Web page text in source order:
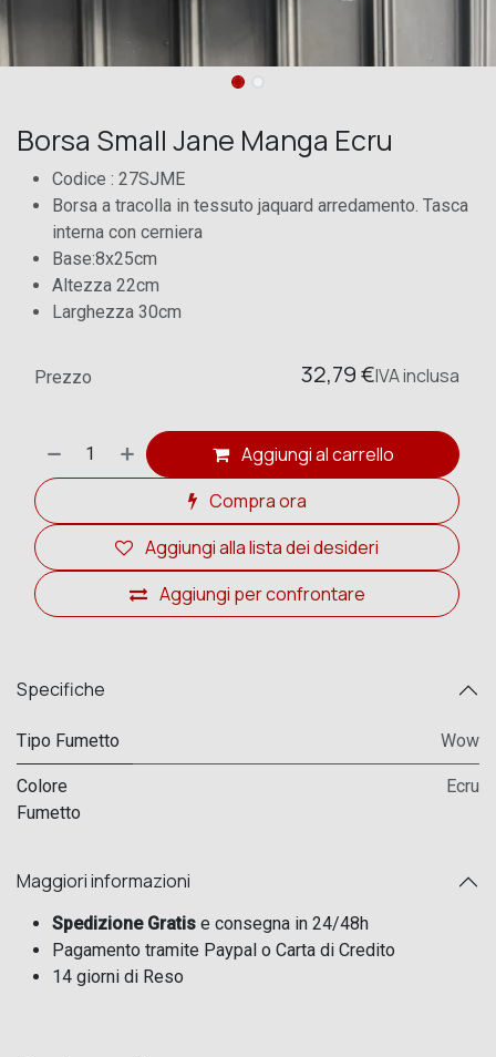
Borsa Small Jane Manga Ecru
Codice : 27SJME
Borsa a tracolla in tessuto jaquard arredamento. Tasca
interna con cerniera
Base:8x25cm
Altezza 22cm
Larghezza 30cm
Aggiungi al carrello
Compra ora
Aggiungi per confrontare
Aggiungi alla lista dei desideri
Prezzo 32,79€IVAinclusa
Specifiche
Tipo Fumetto Wow
Colore
Fumetto
Ecru
Maggiori informazioni
Spedizione Gratis e consegna in 24/48h
Pagamento tramite Paypal o Carta di Credito
14 giorni di Reso